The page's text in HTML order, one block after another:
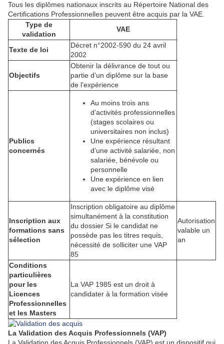
Tous les diplômes nationaux inscrits au Répertoire National des
Certifications Professionnelles peuvent être acquis par la VAE.
Type de
validation
VAE
Texte de loi
Décret n°2002-590 du 24 avril
2002
Objectifs
Obtenir la délivrance de tout ou
partie d’un diplôme sur la base
de l’expérience
Publics
concernés
Au moins trois ans
d’activités professionnelles
(stages scolaires ou
universitaires non inclus)
Une expérience résultant
d’une activité salariée, non
salariée, bénévole ou
personnelle
Une expérience en lien
avec le diplôme visé
Inscription aux
formations sans
sélection
Inscription obligatoire au diplôme
simultanément à la constitution
du dossier Si le candidat ne
possède pas les titres requis,
nécessité de solliciter une VAP
85
Autorisation
valable un
an
Conditions
particulières
pour les
Licences
Professionnelles
et les Masters
La VAP 1985 est un droit à
candidater à la formation visée
La Validation des Acquis Professionnels (VAP)